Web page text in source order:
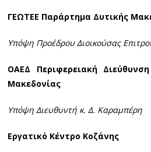
ΓΕΩΤΕΕ Παράρτημα Δυτικής
Υπόψη Προέδρου Διοικούσας
ΟΑΕΔ Περιφερειακή
Μακεδονίας
Υπόψη Διευθυντή κ. Δ. Καραμπέρη
Εργατικό Κέντρο Κοζάνης